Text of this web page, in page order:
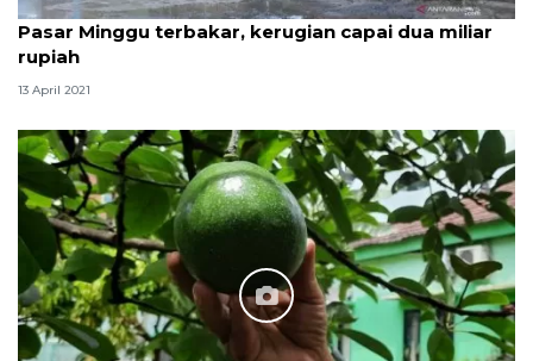
Pasar Minggu terbakar, kerugian capai dua miliar
rupiah
13 April 2021